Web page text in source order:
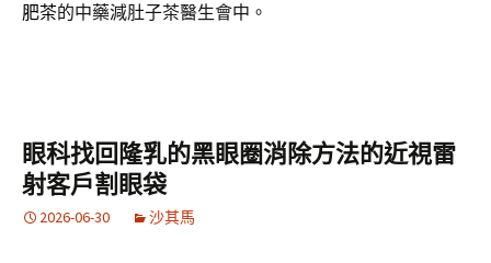
肥茶的中藥減肚子茶醫生會中。
眼科找回隆乳的黑眼圈消除方法的近視雷
射客戶割眼袋
2026-06-30 沙其馬